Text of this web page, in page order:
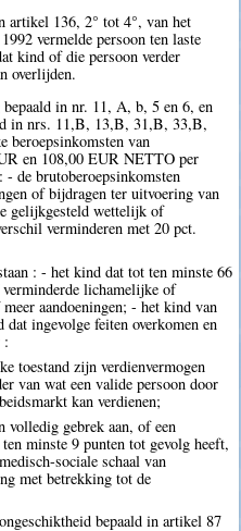
artikel 136, 2° tot 4°, van het
vermelde persoon ten laste
kind of die persoon verder
overlijden.
in nr. 11, A, b, 5 en 6, en
in nrs. 11,B, 13,B, 31,B, 33,B,
beroepsinkomsten van
en 108,00 EUR NETTO per
- de brutoberoepsinkomsten
of bijdragen ter uitvoering van
gelijkgesteld wettelijk of
verminderen met 20 pct.
: - het kind dat tot ten minste 66
lichamelijke of
aandoeningen; - het kind van
ingevolge feiten overkomen en
:
toestand zijn verdienvermogen
van wat een valide persoon door
kan verdienen;
volledig gebrek aan, of een
minste 9 punten tot gevolg heeft,
sociale schaal van
met betrekking tot de
bepaald in artikel 87